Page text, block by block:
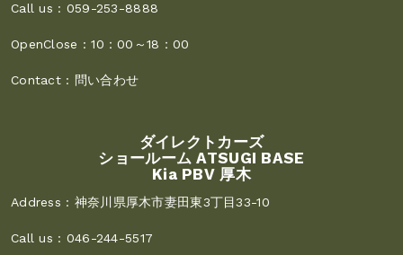
Call us : 059-253-8888
OpenClose :10：00～18：00
Contact : 問い合わせ
ダイレクトカーズ
ショールーム ATSUGI BASE
Kia PBV 厚木
Address : 神奈川県厚木市妻田東3丁目33-10
Call us : 046-244-5517